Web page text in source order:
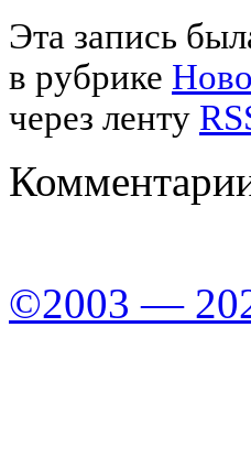
Эта запись
в рубрике
через ленту
©2003 —